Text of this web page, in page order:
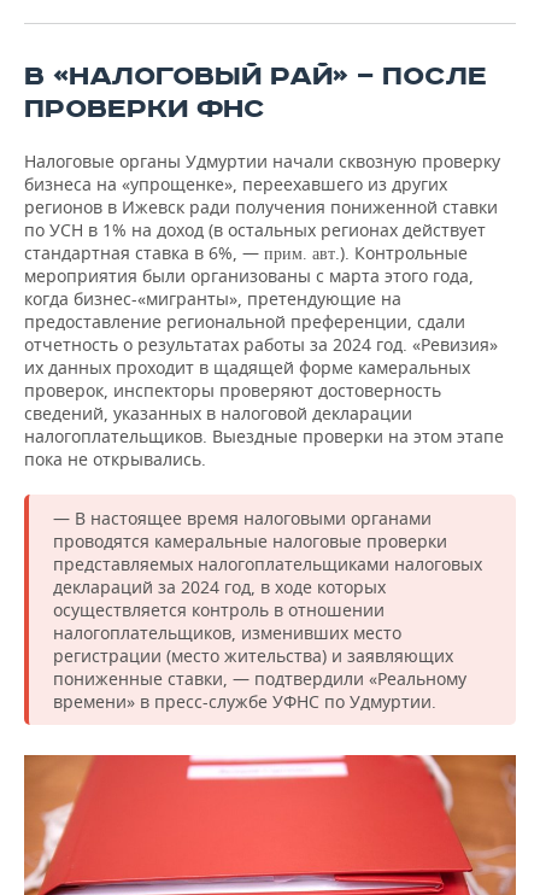
В «НАЛОГОВЫЙ РАЙ» — ПОСЛЕ
ПРОВЕРКИ ФНС
Налоговые органы Удмуртии начали сквозную проверку
бизнеса на «упрощенке», переехавшего из других
регионов в Ижевск ради получения пониженной ставки
по УСН в 1% на доход (в остальных регионах действует
стандартная ставка в 6%, — прим. авт.). Контрольные
мероприятия были организованы с марта этого года,
когда бизнес-«мигранты», претендующие на
предоставление региональной преференции, сдали
отчетность о результатах работы за 2024 год. «Ревизия»
их данных проходит в щадящей форме камеральных
проверок, инспекторы проверяют достоверность
сведений, указанных в налоговой декларации
налогоплательщиков. Выездные проверки на этом этапе
пока не открывались.
— В настоящее время налоговыми органами
проводятся камеральные налоговые проверки
представляемых налогоплательщиками налоговых
деклараций за 2024 год, в ходе которых
осуществляется контроль в отношении
налогоплательщиков, изменивших место
регистрации (место жительства) и заявляющих
пониженные ставки, — подтвердили «Реальному
времени» в пресс-службе УФНС по Удмуртии.